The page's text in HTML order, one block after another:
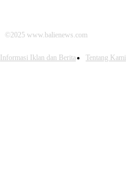
©2025 www.balienews.com
Informasi Iklan dan Berita Tentang Kami